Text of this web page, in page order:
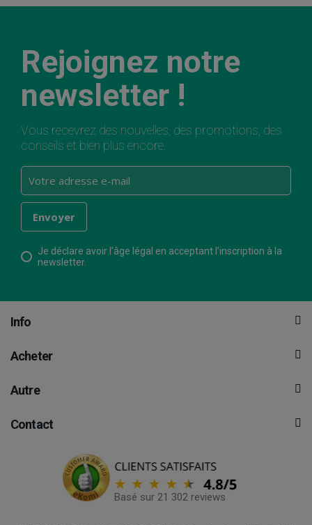
Rejoignez notre
newsletter !
Vous recevrez des nouvelles, des promotions, des
conseils et bien plus encore.
Je déclare avoir l’âge légal en acceptant l’inscription à la
newsletter.
Info
Acheter
Autre
Contact
Basé sur 21 302 reviews